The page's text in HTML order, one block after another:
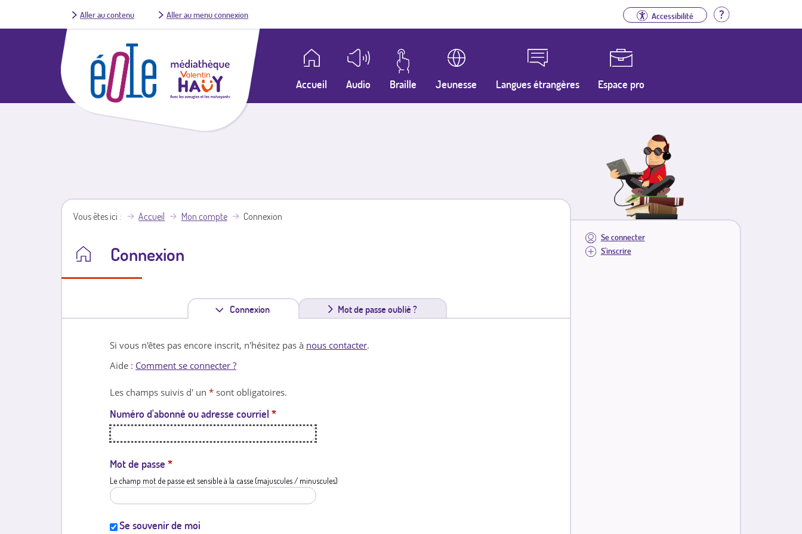
Aller au contenu Aller au menu connexion Accessibilité Aide
Accueil Audio Braille Jeunesse Langues étrangères Espace pro
Se connecter
S'inscrire
Vous êtes ici Accueil Mon compte Connexion
Connexion
Connexion
n
l
e
Mot de passe oublié ?
Si vous n'êtes pas encore inscrit, n'hésitez pas à nous contacter.
Aide : Comment se connecter ?
Les champs suivis d' un * sont obligatoires.
Numéro d'abonné ou adresse courriel *
Mot de passe *
Le champ mot de passe est sensible à la casse (majuscules / minuscules)
Se souvenir de moi